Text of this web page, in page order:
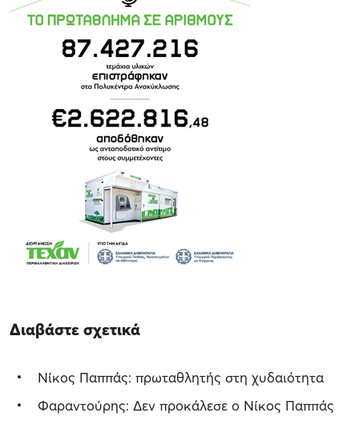
Διαβάστε σχετικά
Νίκος Παππάς: πρωταθλητής στη χυδαιότητα
Φαραντούρης: Δεν προκάλεσε ο Νίκος Παππάς